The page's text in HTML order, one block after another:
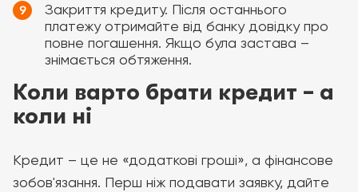
Закриття кредиту. Після останнього
платежу отримайте від банку довідку про
повне погашення. Якщо була застава –
знімається обтяження.
Коли варто брати кредит – а
коли ні
Кредит – це не «додаткові гроші», а фінансове
зобов'язання. Перш ніж подавати заявку, дайте